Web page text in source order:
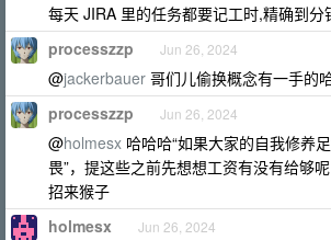
每天 JIRA 里的任务都要记工时,精确到分
processzzp Jun 26, 2024
@jackerbauer 哥们儿偷换概念有一手的
processzzp Jun 26, 2024
@holmesx 哈哈哈“如果大家的自我修养
畏”，提这些之前先想想工资有没有给够
招来猴子
holmesx Jun 26, 2024